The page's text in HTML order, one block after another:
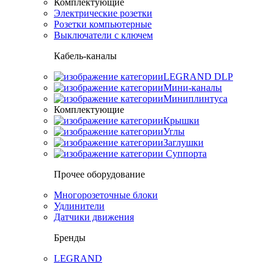
Комплектующие
Электрические розетки
Розетки компьютерные
Выключатели с ключем
Кабель-каналы
LEGRAND DLP
Мини-каналы
Миниплинтуса
Комплектующие
Крышки
Углы
Заглушки
Суппорта
Прочее оборудование
Многорозеточные блоки
Удлинители
Датчики движения
Бренды
LEGRAND